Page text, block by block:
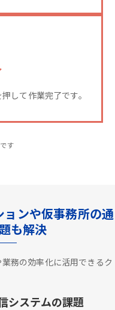
して作業完了です。
す
ンや仮事務所の通
も解決
務の効率化に活用できるク
システムの課題